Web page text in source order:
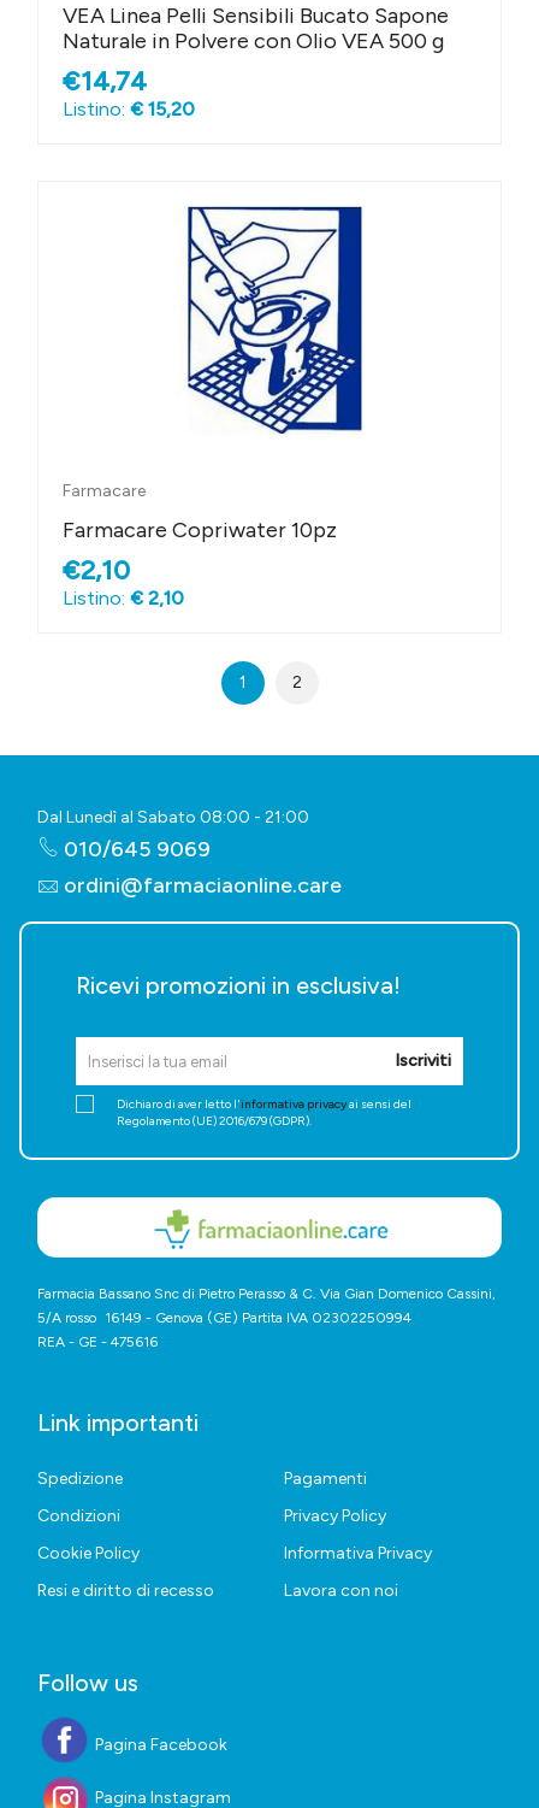
VEA Linea Pelli Sensibili Bucato Sapone
Naturale in Polvere con Olio VEA 500 g
€14,74
Listino: € 15,20
Farmacare
Farmacare Copriwater 10pz
€2,10
Listino: € 2,10
1 2
Dal Lunedì al Sabato 08:00 - 21:00
010/645 9069
ordini@farmaciaonline.care
Ricevi promozioni in esclusiva!
Iscriviti
Dichiaro di aver letto l'informativa privacyai sensi del
Regolamento (UE) 2016/679 (GDPR).
Farmacia Bassano Snc di Pietro Perasso & C. Via Gian Domenico Cassini,
5/A rosso 16149 - Genova (GE) Partita IVA 02302250994
REA - GE - 475616
Link importanti
Spedizione
Pagamenti
Condizioni
Privacy Policy
Cookie Policy
Informativa Privacy
Resi e diritto di recesso
Lavora con noi
Follow us
Pagina Facebook
Pagina Instagram